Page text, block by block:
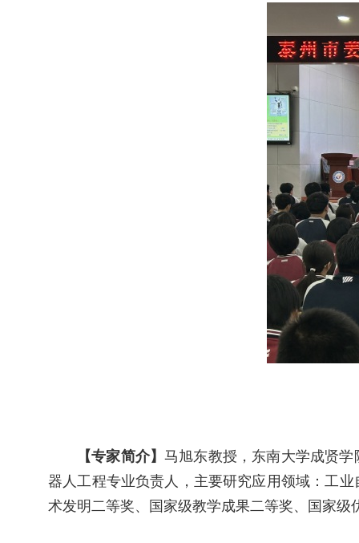
【专家简介】马旭东教授 ， 东南大学成贤
器人工程专业负责人，主要研究应用领域：工
术发明二等奖、国家级教学成果二等奖、国家